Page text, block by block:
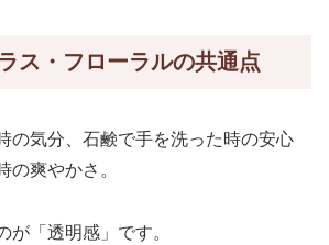
ス・フローラルの共通点
の気分、石鹸で手を洗った時の安心
の爽やかさ。
が「透明感」です。